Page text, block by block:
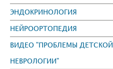
ЭНДОКРИНОЛОГИЯ
НЕЙРООРТОПЕДИЯ
ВИДЕО "ПРОБЛЕМЫ ДЕТСКОЙ
НЕВРОЛОГИИ"